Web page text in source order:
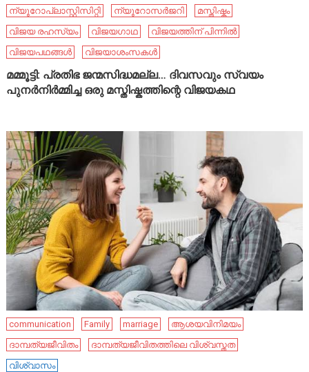
ന്യൂറോപ്ലാസ്റ്റിസിറ്റി
ന്യൂറോസർജറി
മസ്തിഷ്കം
വിജയ രഹസ്യം
വിജയഗാഥ
വിജയത്തിന് പിന്നിൽ
വിജയപഥങ്ങൾ
വിജയാശംസകൾ
മമ്മൂട്ടി: പ്രതിഭ ജന്മസിദ്ധമല്ല… ദിവസവും സ്വയം
പുനർനിർമ്മിച്ച ഒരു മസ്തിഷ്കത്തിന്റെ വിജയകഥ
communication Family marriage
ആശയവിനിമയം
ദാമ്പത്യജീവിതം
ദാമ്പത്യജീവിതത്തിലെ വിശ്വസ്തത
വിശ്വാസം